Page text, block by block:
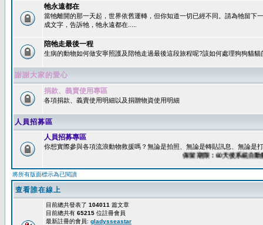
牠永遠都在
當牠離開的那一天起，世界依舊運轉，但你知道一切已經不同。請為牠留下
成文字，告訴牠，牠永遠都在.....
陪牠走最後一程
生病的動物如何做安寧照護及陪牠走過最後這段旅程呢?該如何處理狗狗貓貓
謝謝大家的愛心
捐款、義賣使用專區
各項捐款、義賣使用明細以及捐贈物資使用明細
人員招募區
人員招募專區
你想實際參與各項流浪動物救援嗎？無論是拍照、無論是轉貼訊息、無論是
保留期限：60天後系統自動刪除
將所有版面標示為已閱讀
查看誰在線上
目前總共發表了 104011 篇文章
目前總共有 65215 位註冊會員
最新註冊的會員: gladysseastar